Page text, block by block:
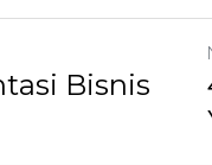
Bisnis